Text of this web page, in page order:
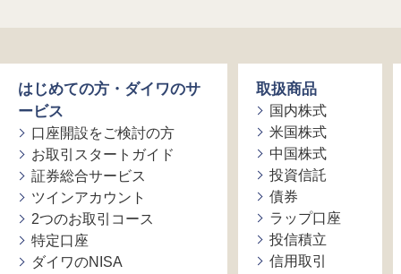
はじめての方・ダイワのサ
ービス
口座開設をご検討の方
お取引スタートガイド
証券総合サービス
ツインアカウント
2つのお取引コース
特定口座
ダイワのNISA
取扱商品
国内株式
米国株式
中国株式
投資信託
債券
ラップ口座
投信積立
信用取引